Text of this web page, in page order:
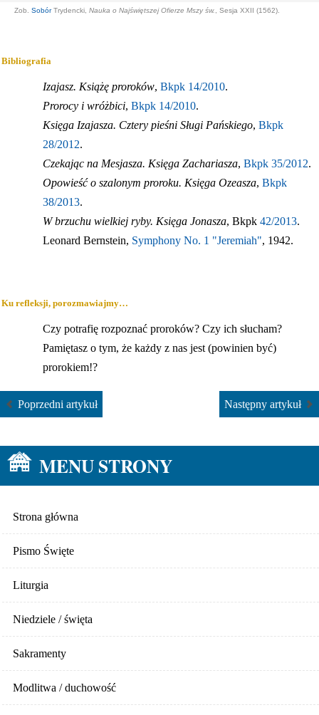
Zob. SobórTrydencki, Nauka o Najświętszej Ofierze Mszy św. , Sesja XXII (1562).
Bibliografia
Izajasz. Książę proroków, Bkpk 14/2010.
Prorocy i wróżbici, Bkpk 14/2010.
Księga Izajasza. Cztery pieśni Sługi Pańskiego, Bkpk
28/2012.
Czekając na Mesjasza. Księga Zachariasza, Bkpk 35/2012.
Opowieść o szalonym proroku. Księga Ozeasza, Bkpk
38/2013.
W brzuchu wielkiej ryby. Księga Jonasza, Bkpk 42/2013.
Leonard Bernstein, Symphony No. 1 "Jeremiah", 1942.
Ku refleksji, porozmawiajmy…
Czy potrafię rozpoznać proroków? Czy ich słucham?
Pamiętasz o tym, że każdy z nas jest (powinien być)
prorokiem!?
Poprzedni artykuł Następny artykuł
MENU STRONY
Strona główna
Pismo Święte
Liturgia
Niedziele / święta
Sakramenty
Modlitwa / duchowość